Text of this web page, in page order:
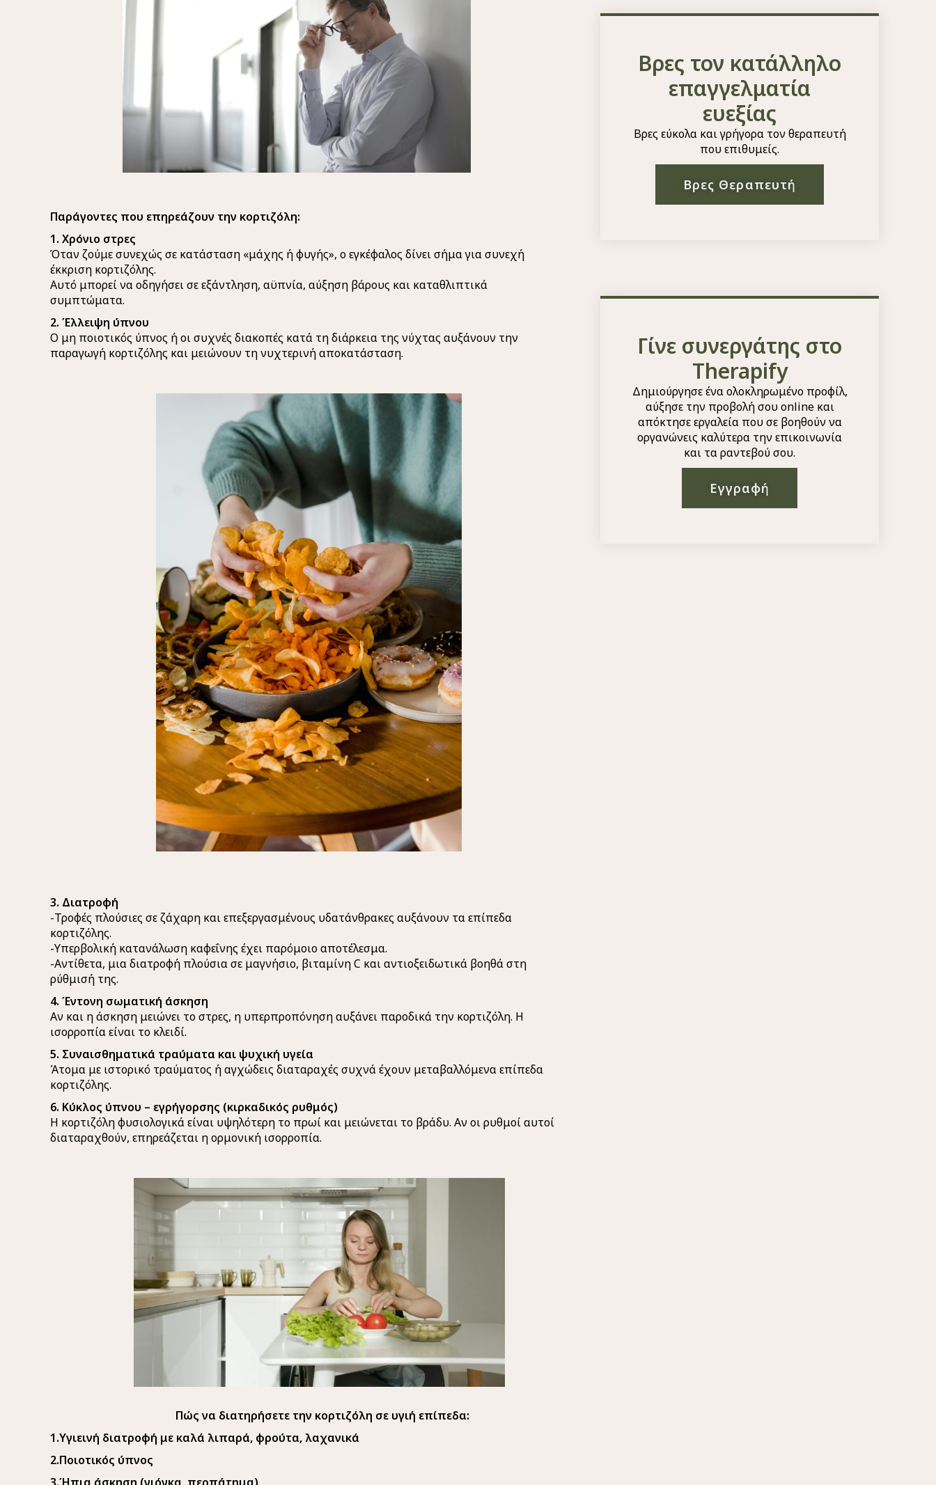
Παράγοντες που επηρεάζουν την κορτιζόλη:
1. Χρόνιο στρες
Όταν ζούμε συνεχώς σε κατάσταση «μάχης ή φυγής», ο εγκέφαλος δίνει σήμα για συνεχή
έκκριση κορτιζόλης.
Αυτό μπορεί να οδηγήσει σε εξάντληση, αϋπνία, αύξηση βάρους και καταθλιπτικά
συμπτώματα.
2. Έλλειψη ύπνου
Ο μη ποιοτικός ύπνος ή οι συχνές διακοπές κατά τη διάρκεια της νύχτας αυξάνουν την
παραγωγή κορτιζόλης και μειώνουν τη νυχτερινή αποκατάσταση.
3. Διατροφή
-Τροφές πλούσιες σε ζάχαρη και επεξεργασμένους υδατάνθρακες αυξάνουν τα επίπεδα
κορτιζόλης.
-Υπερβολική κατανάλωση καφεΐνης έχει παρόμοιο αποτέλεσμα.
-Αντίθετα, μια διατροφή πλούσια σε μαγνήσιο, βιταμίνη C και αντιοξειδωτικά βοηθά στη
ρύθμισή της.
4. Έντονη σωματική άσκηση
Αν και η άσκηση μειώνει το στρες, η υπερπροπόνηση αυξάνει παροδικά την κορτιζόλη. Η
ισορροπία είναι το κλειδί.
5. Συναισθηματικά τραύματα και ψυχική υγεία
Άτομα με ιστορικό τραύματος ή αγχώδεις διαταραχές συχνά έχουν μεταβαλλόμενα επίπεδα
κορτιζόλης.
6. Κύκλος ύπνου – εγρήγορσης (κιρκαδικός ρυθμός)
Η κορτιζόλη φυσιολογικά είναι υψηλότερη το πρωί και μειώνεται το βράδυ. Αν οι ρυθμοί αυτοί
διαταραχθούν, επηρεάζεται η ορμονική ισορροπία.
Πώς να διατηρήσετε την κορτιζόλη σε υγιή επίπεδα:
1.Υγιεινή διατροφή με καλά λιπαρά, φρούτα, λαχανικά
2.Ποιοτικός ύπνος
Βρες τον κατάλληλο
επαγγελματία
ευεξίας
Βρες εύκολα και γρήγορα τον θεραπευτή
που επιθυμείς.
Βρες Θεραπευτή
Γίνε συνεργάτης στο
Therapify
Δημιούργησε ένα ολοκληρωμένο προφίλ,
αύξησε την προβολή σου online και
απόκτησε εργαλεία που σε βοηθούν να
οργανώνεις καλύτερα την επικοινωνία
και τα ραντεβού σου.
Εγγραφή